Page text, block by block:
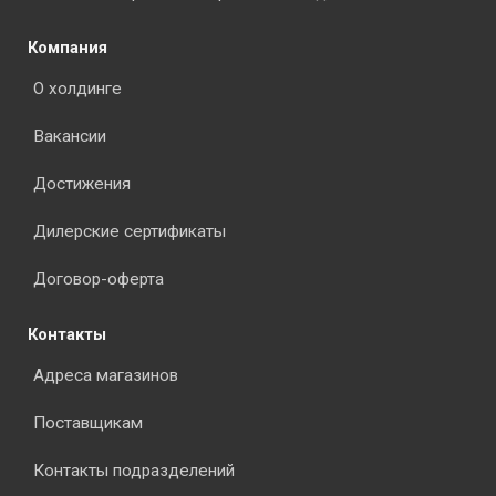
Компания
О холдинге
Вакансии
Достижения
Дилерские сертификаты
Договор-оферта
Контакты
Адреса магазинов
Поставщикам
Контакты подразделений